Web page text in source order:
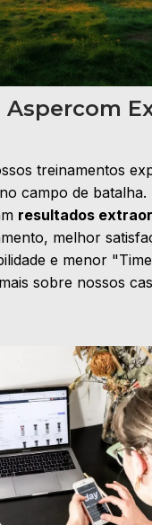
Aspercom
treinamentos
campo de batalha.
resultados
melhor
e menor
sobre nossos